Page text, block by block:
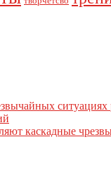
ситуациях
каскадные